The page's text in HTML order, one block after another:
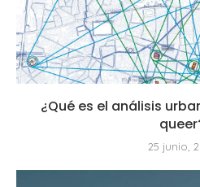
¿Qué es el análisis
25 junio,